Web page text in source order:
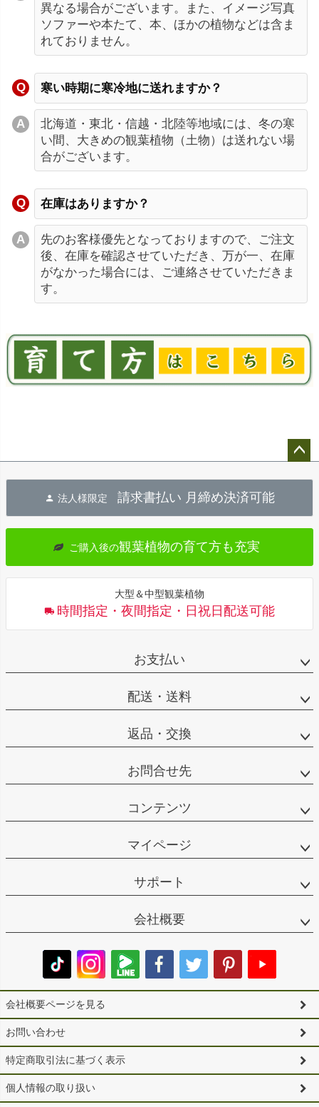
異なる場合がございます。また、イメージ写真
ソファーや本たて、本、ほかの植物などは含ま
れておりません。
寒い時期に寒冷地に送れますか？
北海道・東北・信越・北陸等地域には、冬の寒
い間、大きめの観葉植物（土物）は送れない場
合がございます。
在庫はありますか？
先のお客様優先となっておりますので、ご注文
後、在庫を確認させていただき、万が一、在庫
がなかった場合には、ご連絡させていただきま
す。
へ
法人様限定 請求書払い 月締め決済可能
ご購入後の観葉植物の育て方も充実
大型＆中型観葉植物
時間指定・夜間指定・日祝日配送可能
お支払い
配送・送料
返品・交換
お問合せ先
コンテンツ
マイページ
サポート
会社概要
会社概要ページを見る
お問い合わせ
特定商取引法に基づく表示
個人情報の取り扱い